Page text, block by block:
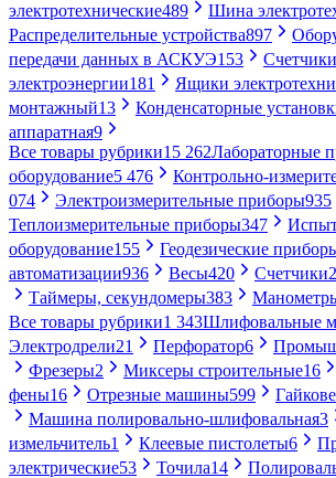
электротехнические489 Шина
Распределительные устройства897
передачи данных в АСКУЭ153
Счетчики
электроэнергии181 Ящики
монтажный13 Конденсаторные
аппаратная9
Все товары рубрики15 262Лабораторные
оборудование5 476 Контрольно-
074
Электроизмерительные приборы935
Теплоизмерительные приборы347
оборудование155 Геодезические
автоматизации936 Весы420 Счетчики
Таймеры, секундомеры383
Все товары рубрики1 343Шлифовальные
Электродрели21 Перфоратор6
Фрезеры2 Миксеры строительные16
фены16 Отрезные машины599
Машина полировально-шлифовальная3
измельчитель1 Клеевые пистолеты6
электрические53 Точила14